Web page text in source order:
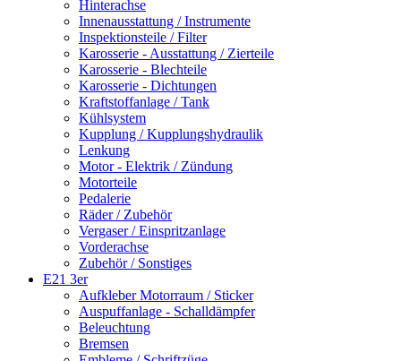
Hinterachse
Innenausstattung / Instrumente
Inspektionsteile / Filter
Karosserie - Ausstattung / Zierteile
Karosserie - Blechteile
Karosserie - Dichtungen
Kraftstoffanlage / Tank
Kühlsystem
Kupplung / Kupplungshydraulik
Lenkung
Motor - Elektrik / Zündung
Motorteile
Pedalerie
Räder / Zubehör
Vergaser / Einspritzanlage
Vorderachse
Zubehör / Sonstiges
E21 3er
Aufkleber Motorraum / Sticker
Auspuffanlage - Schalldämpfer
Beleuchtung
Bremsen